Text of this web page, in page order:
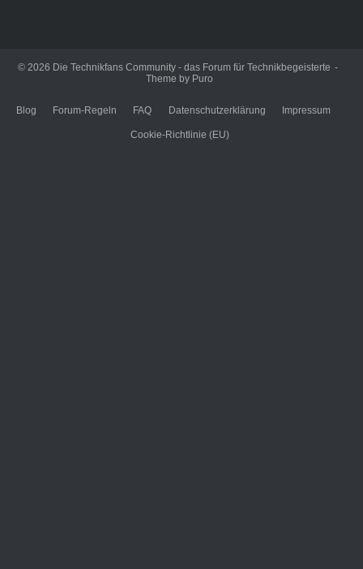
© 2026 Die Technikfans Community - das Forum für Technikbegeisterte
Theme by Puro
Blog Forum-Regeln FAQ Datenschutzerklärung Impressum
Cookie-Richtlinie (EU)